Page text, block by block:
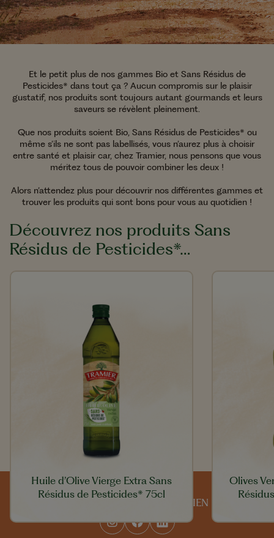
Et le petit plus de nos gammes Bio et Sans Résidus de
Pesticides* dans tout ça ? Aucun compromis sur le plaisir
gustatif, nos produits sont toujours autant gourmands et leurs
saveurs se révèlent pleinement.
Que nos produits soient Bio, Sans Résidus de Pesticides* ou
même s’ils ne sont pas labellisés, vous n’aurez plus à choisir
entre santé et plaisir car, chez Tramier, nous pensons que vous
méritez tous de pouvoir combiner les deux !
Alors n’attendez plus pour découvrir nos différentes gammes et
trouver les produits qui sont bons pour vous au quotidien !
Découvrez nos produits Sans
Résidus de Pesticides*…
Huile d’Olive Vierge Extra Sans
Résidus de Pesticides* 75cl
Olives
SUIVEZ-NOUS AU QUOTIDIEN